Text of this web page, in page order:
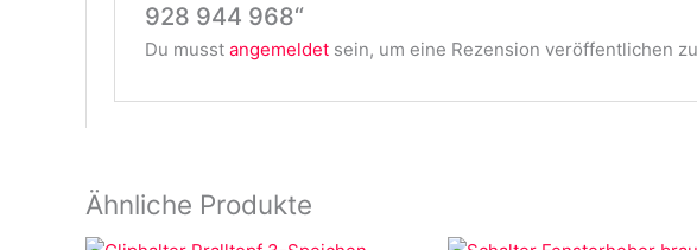
928 944 968“
Du musst angemeldetsein, um eine Rezension veröffentlichen
Ähnliche Produkte